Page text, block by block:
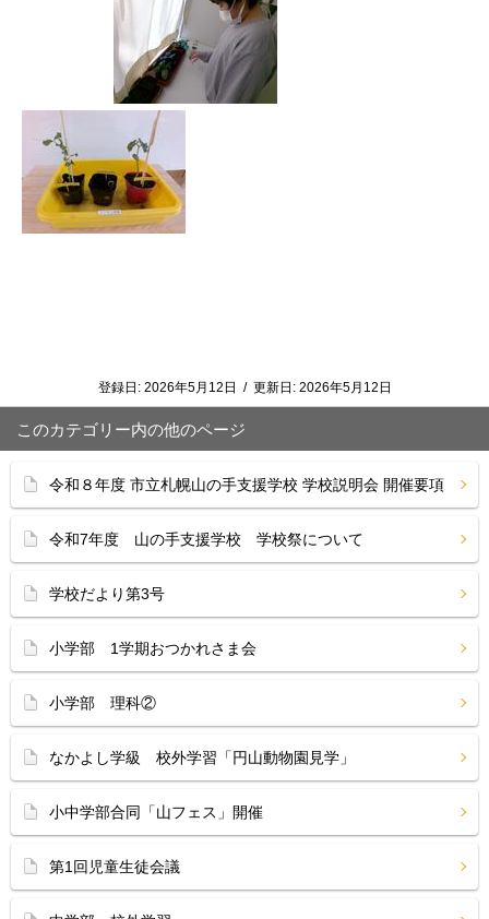
登録日: 2026年5月12日 / 更新日: 2026年5月12日
このカテゴリー内の他のページ
令和８年度 市立札幌山の手支援学校 学校説明会 開催要項
令和7年度 山の手支援学校 学校祭について
学校だより第3号
小学部 1学期おつかれさま会
小学部 理科②
なかよし学級 校外学習「円山動物園見学」
小中学部合同「山フェス」開催
第1回児童生徒会議